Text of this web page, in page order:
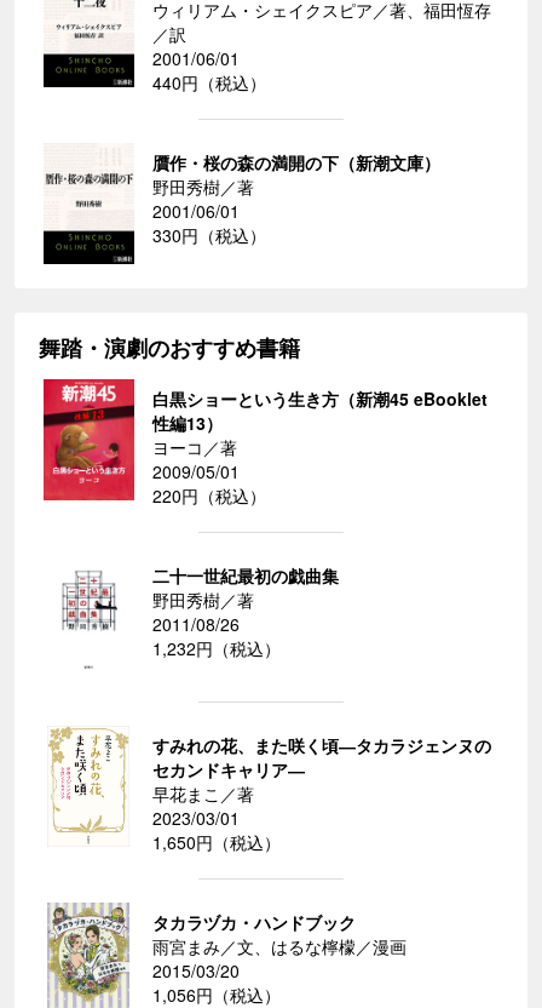
ウィリアム・シェイクスピア／著、福田恆存
／訳
2001/06/01
440円（税込）
贋作・桜の森の満開の下（新潮文庫）
野田秀樹／著
2001/06/01
330円（税込）
舞踏・演劇のおすすめ書籍
白黒ショーという生き方（新潮45 eBooklet
性編13）
ヨーコ／著
2009/05/01
220円（税込）
二十一世紀最初の戯曲集
野田秀樹／著
2011/08/26
1,232円（税込）
すみれの花、また咲く頃―タカラジェンヌの
セカンドキャリア―
早花まこ／著
2023/03/01
1,650円（税込）
タカラヅカ・ハンドブック
雨宮まみ／文、はるな檸檬／漫画
2015/03/20
1,056円（税込）